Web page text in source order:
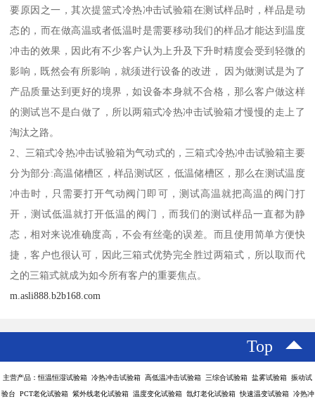
要原因之一，其次提篮式冷热冲击试验箱在测试样品时，样品是动
态的，而在做高温或者低温时是需要移动我们的样品才能达到温度
冲击的效果，因此有不少客户认为上升及下升时精度会受到轻微的
影响，既然会有所影响，就须进行设备的改进， 因为做测试是为了
产品质量达到更好的境界，如设备本身就不合格，那么客户做这样
的测试岂不是白做了，所以两箱式冷热冲击试验箱才慢慢的走上了
淘汰之路。
2、三箱式冷热冲击试验箱为气动式的，三箱式冷热冲击试验箱主要
分为部分:高温储槽区，样品测试区，低温储槽区，那么在测试温度
冲击时，只需要打开气动阀门即可，测试高温就把高温的阀门打
开，测试低温就打开低温的阀门，而我们的测试样品一直都为静
态，相对来说准确度高，不会有丝毫的误差。而且使用简单方便快
捷，客户也很认可，因此三箱式优势完全胜过两箱式，所以取而代
之的三箱式就成为如今所有客户的重要焦点。
m.asli888.b2b168.com
Top
主营产品：恒温恒湿试验箱 冷热冲击试验箱 高低温冲击试验箱 三综合试验箱 盐雾试验箱 振动试
验台 PCT老化试验箱 紫外线老化试验箱 温度变化试验箱 氙灯老化试验箱 快速温变试验箱 冷热冲